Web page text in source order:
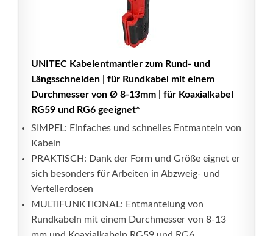
UNITEC Kabelentmantler zum Rund- und
Längsschneiden | für Rundkabel mit einem
Durchmesser von Ø 8-13mm | für Koaxialkabel
RG59 und RG6 geeignet*
SIMPEL: Einfaches und schnelles Entmanteln von
Kabeln
PRAKTISCH: Dank der Form und Größe eignet er
sich besonders für Arbeiten in Abzweig- und
Verteilerdosen
MULTIFUNKTIONAL: Entmantelung von
Rundkabeln mit einem Durchmesser von 8-13